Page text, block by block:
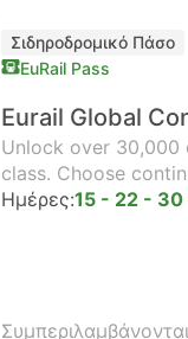
Σιδηροδρομικό Πάσο
EuRail Pass
Eurail Global
Unlock over 30,000
class. Choose
Ημέρες:15 - 22 -